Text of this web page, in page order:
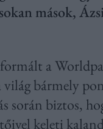
mások,
a
világ bármely
során biztos,
keleti